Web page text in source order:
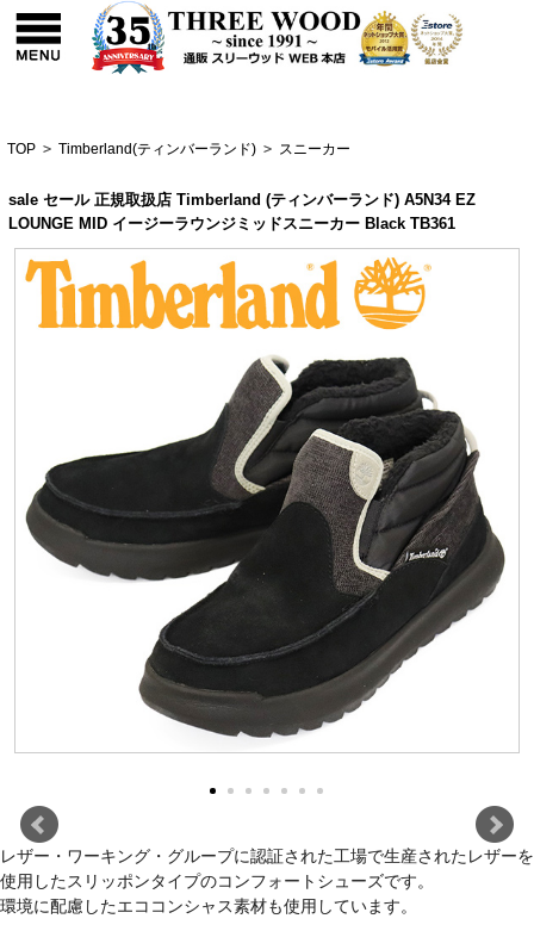
TOP > Timberland(ティンバーランド) > スニーカー
sale セール 正規取扱店 Timberland (ティンバーランド) A5N34 EZ
LOUNGE MID イージーラウンジミッドスニーカー Black TB361
レザー・ワーキング・グループに認証された工場で生産されたレザーを
使用したスリッポンタイプのコンフォートシューズです。
環境に配慮したエココンシャス素材も使用しています。